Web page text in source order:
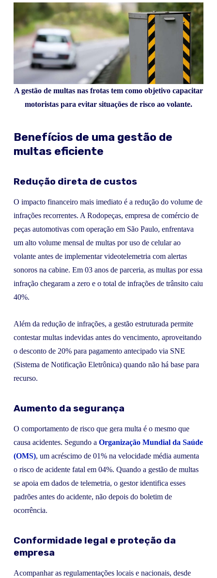
A gestão de multas nas frotas tem como objetivo capacitar
motoristas para evitar situações de risco ao volante.
Benefícios de uma gestão de
multas eficiente
Redução direta de custos
O impacto financeiro mais imediato é a redução do volume de
infrações recorrentes. A Rodopeças, empresa de comércio de
peças automotivas com operação em São Paulo, enfrentava
um alto volume mensal de multas por uso de celular ao
volante antes de implementar videotelemetria com alertas
sonoros na cabine. Em 03 anos de parceria, as multas por essa
infração chegaram a zero e o total de infrações de trânsito caiu
40%.
Além da redução de infrações, a gestão estruturada permite
contestar multas indevidas antes do vencimento, aproveitando
o desconto de 20% para pagamento antecipado via SNE
(Sistema de Notificação Eletrônica) quando não há base para
recurso.
Aumento da segurança
O comportamento de risco que gera multa é o mesmo que
causa acidentes. Segundo a Organização Mundial da Saúde
(OMS), um acréscimo de 01% na velocidade média aumenta
o risco de acidente fatal em 04%. Quando a gestão de multas
se apoia em dados de telemetria, o gestor identifica esses
padrões antes do acidente, não depois do boletim de
ocorrência.
Conformidade legal e proteção da
empresa
Acompanhar as regulamentações locais e nacionais, desde